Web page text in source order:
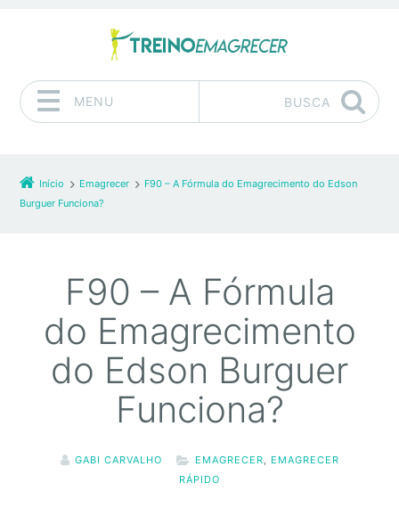
MENU BUSCA
Início Emagrecer
F90 – A Fórmula do Emagrecimento do Edson
Burguer Funciona?
F90 – A Fórmula
do Emagrecimento
do Edson Burguer
Funciona?
GABI CARVALHO EMAGRECER
EMAGRECER
RÁPIDO